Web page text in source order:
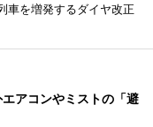
車を増発するダイヤ改正
アコンやミストの「避